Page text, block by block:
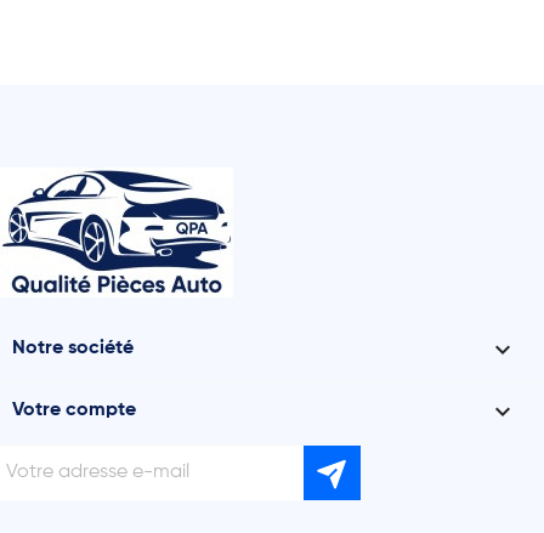
Notre société 
Votre compte 